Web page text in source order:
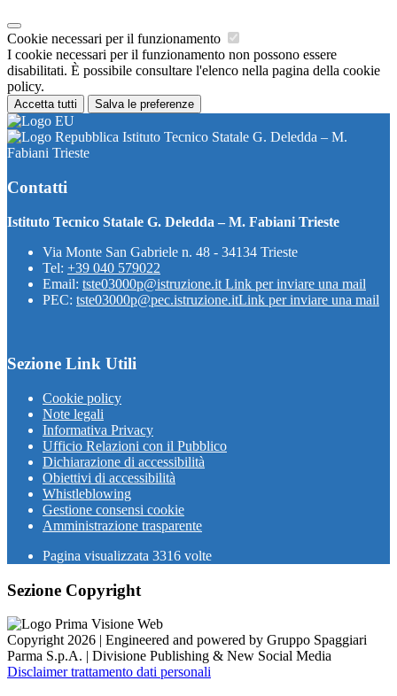
Cookie necessari per il funzionamento
I cookie necessari per il funzionamento non possono essere
disabilitati. È possibile consultare l'elenco nella pagina della cookie
policy.
Accetta tutti Salva le preferenze
Istituto Tecnico Statale G. Deledda – M.
Fabiani Trieste
Contatti
Istituto Tecnico Statale G. Deledda – M. Fabiani Trieste
Via Monte San Gabriele n. 48 - 34134 Trieste
Tel: +39 040 579022
Email: tste03000p@istruzione.it Link per inviare una mail
PEC: tste03000p@pec.istruzione.itLink per inviare una mail
Sezione Link Utili
Cookie policy
Note legali
Informativa Privacy
Ufficio Relazioni con il Pubblico
Dichiarazione di accessibilità
Obiettivi di accessibilità
Whistleblowing
Gestione consensi cookie
Amministrazione trasparente
Pagina visualizzata 3316 volte
Sezione Copyright
Copyright 2026 | Engineered and powered by Gruppo Spaggiari
Parma S.p.A. | Divisione Publishing & New Social Media
Disclaimer trattamento dati personali